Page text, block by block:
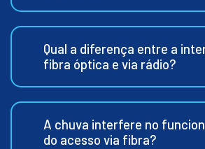
Qual a diferença entre a
fibra óptica e via rádio?
A chuva interfere no
do acesso via fibra?